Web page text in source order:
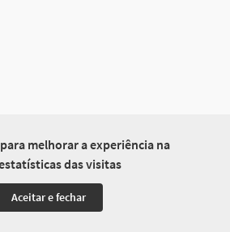
melhorar a experiência na
das visitas
Aceitar e fechar